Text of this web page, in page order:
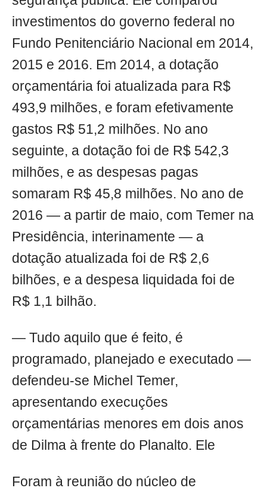
investimentos do governo federal no
Fundo Penitenciário Nacional em 2014,
2015 e 2016. Em 2014, a dotação
orçamentária foi atualizada para R$
493,9 milhões, e foram efetivamente
gastos R$ 51,2 milhões. No ano
seguinte, a dotação foi de R$ 542,3
milhões, e as despesas pagas
somaram R$ 45,8 milhões. No ano de
2016 — a partir de maio, com Temer na
Presidência, interinamente — a
dotação atualizada foi de R$ 2,6
bilhões, e a despesa liquidada foi de
R$ 1,1 bilhão.
— Tudo aquilo que é feito, é
programado, planejado e executado —
defendeu-se Michel Temer,
apresentando execuções
orçamentárias menores em dois anos
de Dilma à frente do Planalto. Ele
Foram à reunião do núcleo de